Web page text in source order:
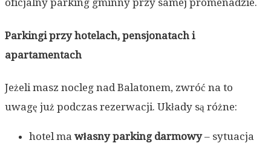
Parkingi przy hotelach, pensjonatach i
apartamentach
Jeżeli masz nocleg nad Balatonem, zwróć na to
uwagę już podczas rezerwacji. Układy są różne:
hotel ma własny parking darmowy– sytuacja